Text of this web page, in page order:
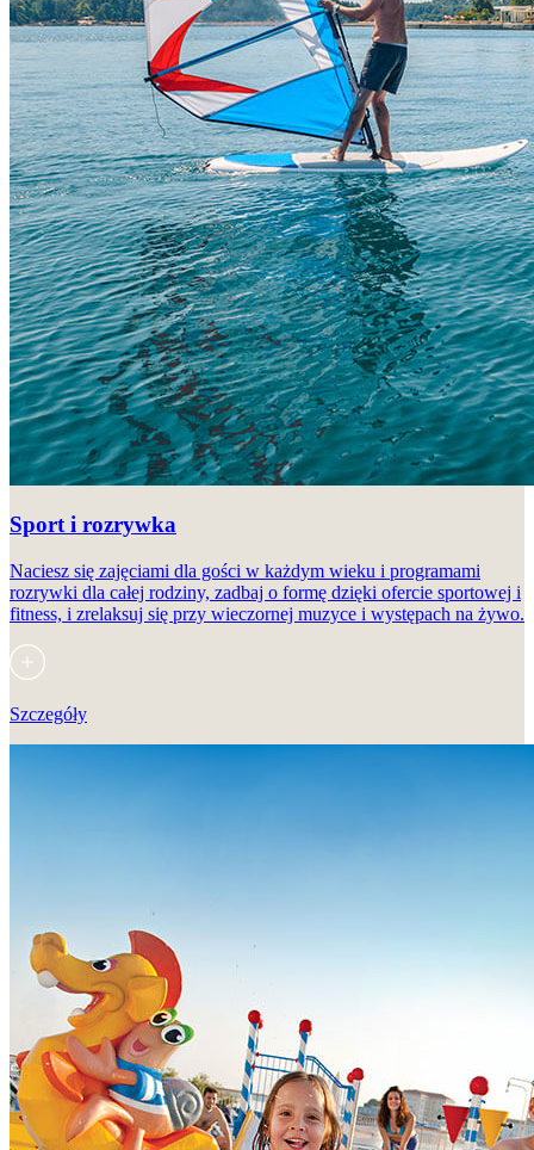
Sport i rozrywka
Naciesz się zajęciami dla gości w każdym wieku i programami
rozrywki dla całej rodziny, zadbaj o formę dzięki ofercie sportowej i
fitness, i zrelaksuj się przy wieczornej muzyce i występach na żywo.
Szczegóły